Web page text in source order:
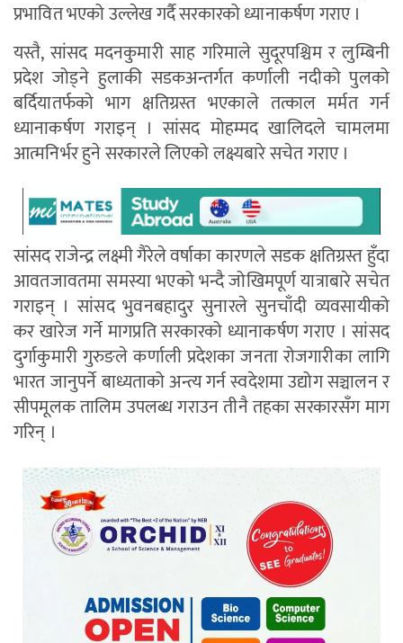
प्रभावित भएको उल्लेख गर्दै सरकारको ध्यानाकर्षण गराए ।
यस्तै, सांसद मदनकुमारी साह गरिमाले सुदूरपश्चिम र लुम्बिनी
प्रदेश जोड्ने हुलाकी सडकअन्तर्गत कर्णाली नदीको पुलको
बर्दियातर्फको भाग क्षतिग्रस्त भएकाले तत्काल मर्मत गर्न
ध्यानाकर्षण गराइन् । सांसद मोहम्मद खालिदले चामलमा
आत्मनिर्भर हुने सरकारले लिएको लक्ष्यबारे सचेत गराए ।
सांसद राजेन्द्र लक्ष्मी गैरेले वर्षाका कारणले सडक क्षतिग्रस्त हुँदा
आवतजावतमा समस्या भएको भन्दै जोखिमपूर्ण यात्राबारे सचेत
गराइन् । सांसद भुवनबहादुर सुनारले सुनचाँदी व्यवसायीको
कर खारेज गर्ने मागप्रति सरकारको ध्यानाकर्षण गराए । सांसद
दुर्गाकुमारी गुरुङले कर्णाली प्रदेशका जनता रोजगारीका लागि
भारत जानुपर्ने बाध्यताको अन्त्य गर्न स्वदेशमा उद्योग सञ्चालन र
सीपमूलक तालिम उपलब्ध गराउन तीनै तहका सरकारसँग माग
गरिन् ।